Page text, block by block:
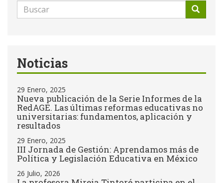
Formulario
de
Noticias
29 Enero, 2025
Nueva publicación de la Serie Informes de la
RedAGE. Las últimas reformas educativas no
universitarias: fundamentos, aplicación y
resultados
29 Enero, 2025
III Jornada de Gestión: Aprendamos más de
Política y Legislación Educativa en México
26 Julio, 2026